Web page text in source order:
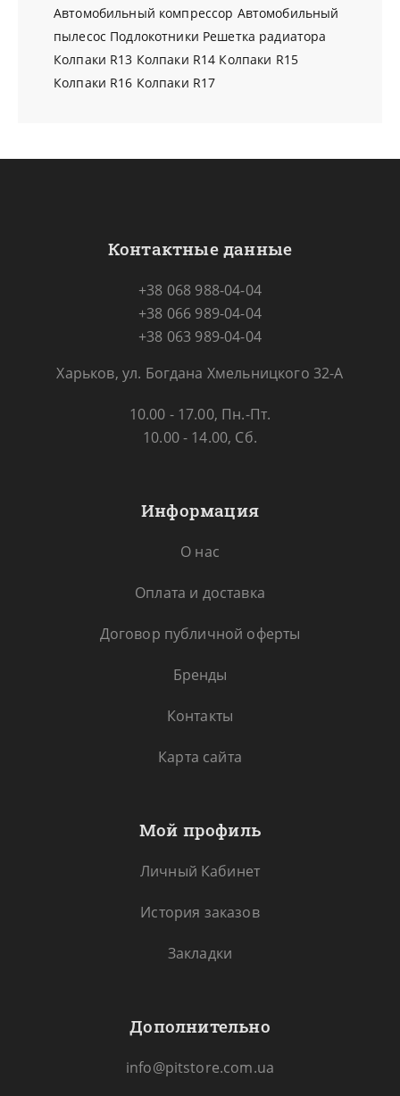
Автомобильный компрессор Автомобильный
пылесос Подлокотники Решетка радиатора
Колпаки R13 Колпаки R14 Колпаки R15
Колпаки R16 Колпаки R17
Контактные данные
+38 068 988-04-04
+38 066 989-04-04
+38 063 989-04-04
Харьков, ул. Богдана Хмельницкого 32-А
10.00 - 17.00, Пн.-Пт.
10.00 - 14.00, Сб.
Информация
О нас
Оплата и доставка
Договор публичной оферты
Бренды
Контакты
Карта сайта
Мой профиль
Личный Кабинет
История заказов
Закладки
Дополнительно
info@pitstore.com.ua